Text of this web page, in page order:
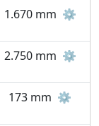
1.670 mm ⚙️
2.750 mm ⚙️
173 mm ⚙️